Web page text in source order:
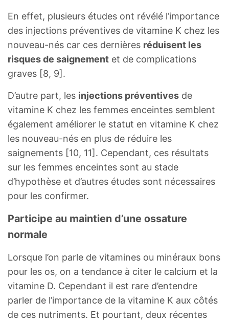
En effet, plusieurs études ont révélé l’importance
des injections préventives de vitamine K chez les
nouveau-nés car ces dernières réduisent les
risques de saignement et de complications
graves [8, 9].
D’autre part, les injections préventives de
vitamine K chez les femmes enceintes semblent
également améliorer le statut en vitamine K chez
les nouveau-nés en plus de réduire les
saignements [10, 11]. Cependant, ces résultats
sur les femmes enceintes sont au stade
d’hypothèse et d’autres études sont nécessaires
pour les confirmer.
Participe au maintien d’une ossature
normale
Lorsque l’on parle de vitamines ou minéraux bons
pour les os, on a tendance à citer le calcium et la
vitamine D. Cependant il est rare d’entendre
parler de l’importance de la vitamine K aux côtés
de ces nutriments. Et pourtant, deux récentes